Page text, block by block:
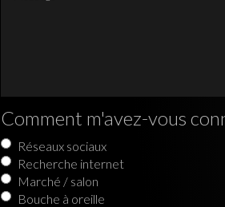
Comment m'avez-vous
Réseaux sociaux
Recherche internet
Marché / salon
Bouche à oreille